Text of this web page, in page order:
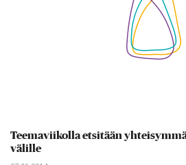
Teemaviikolla etsitään
välille